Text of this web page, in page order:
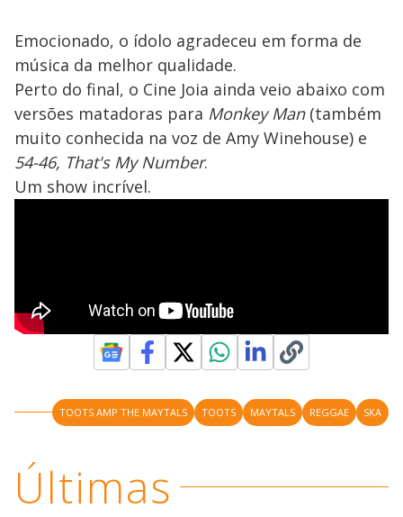
Emocionado, o ídolo agradeceu em forma de
música da melhor qualidade.
Perto do final, o Cine Joia ainda veio abaixo com
versões matadoras para Monkey Man(também
muito conhecida na voz de Amy Winehouse) e
54-46, That's My Number.
Um show incrível.
TOOTS AMP THE MAYTALS TOOTS MAYTALS REGGAE SKA
Últimas